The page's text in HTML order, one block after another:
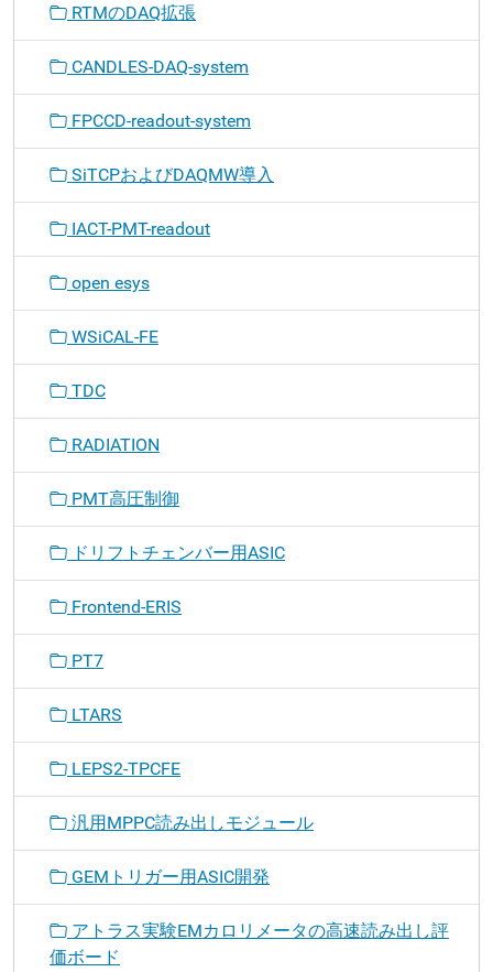
RTMのDAQ拡張
CANDLES-DAQ-system
FPCCD-readout-system
SiTCPおよびDAQMW導入
IACT-PMT-readout
open esys
WSiCAL-FE
TDC
RADIATION
PMT高圧制御
ドリフトチェンバー用ASIC
Frontend-ERIS
PT7
LTARS
LEPS2-TPCFE
汎用MPPC読み出しモジュール
GEMトリガー用ASIC開発
アトラス実験EMカロリメータの高速読み出し評
価ボード